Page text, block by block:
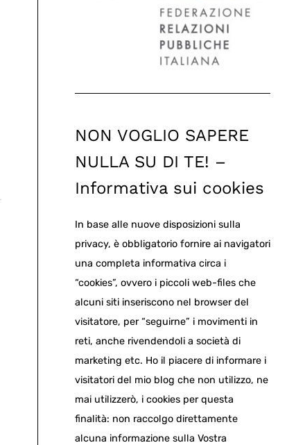
NON VOGLIO SAPERE
NULLA SU DI TE! –
Informativa sui cookies
In base alle nuove disposizioni sulla
privacy, è obbligatorio fornire ai navigatori
una completa informativa circa i
“cookies”, ovvero i piccoli web-files che
alcuni siti inseriscono nel browser del
visitatore, per “seguirne” i movimenti in
reti, anche rivendendoli a società di
marketing etc. Ho il piacere di informare i
visitatori del mio blog che non utilizzo, ne
mai utilizzerò, i cookies per questa
finalità: non raccolgo direttamente
alcuna informazione sulla Vostra